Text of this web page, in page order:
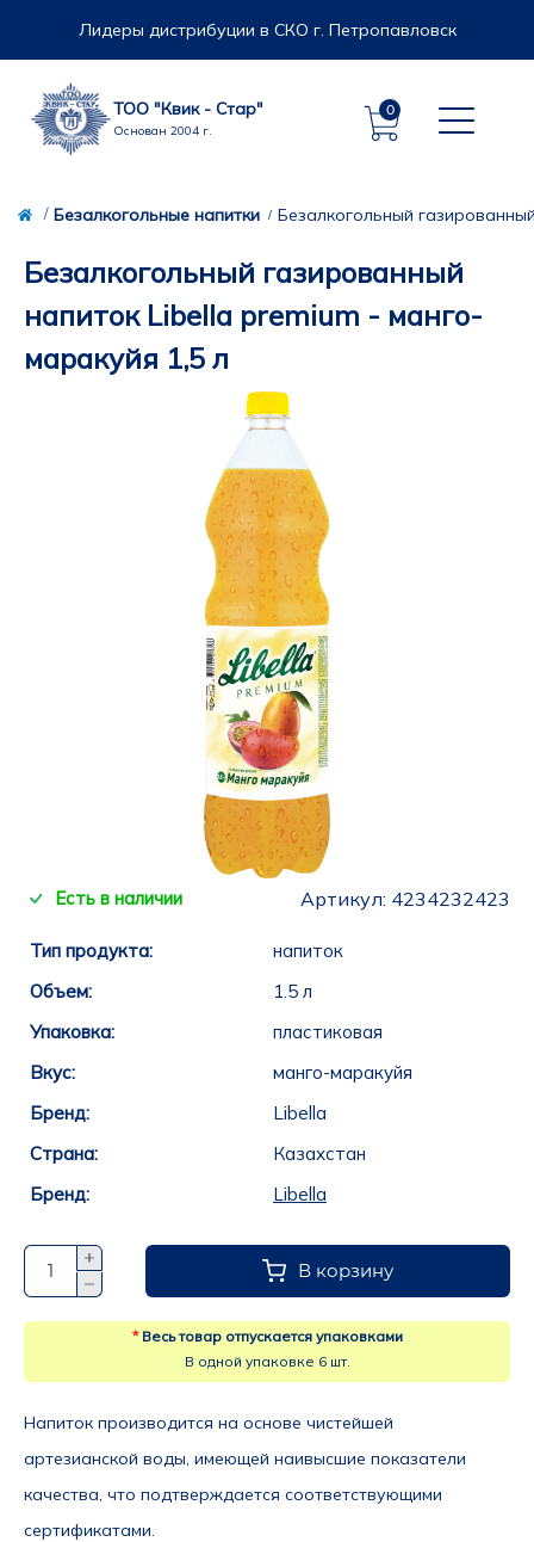
Лидеры дистрибуции в СКО г. Петропавловск
ТОО "Квик - Стар"
Основан 2004 г.
0
Безалкогольные напитки Безалкогольный
Безалкогольный газированный
напиток Libella premium - манго-
маракуйя 1,5 л
Есть в наличии Артикул: 4234232423
Тип продукта:
напиток
Объем:
1.5 л
Упаковка:
пластиковая
Вкус:
манго-маракуйя
Бренд:
Libella
Страна:
Казахстан
Бренд:
Libella
В корзину
*Весь товар отпускается упаковками
В одной упаковке 6 шт.
Напиток производится на основе чистейшей
артезианской воды, имеющей наивысшие показатели
качества, что подтверждается соответствующими
сертификатами.